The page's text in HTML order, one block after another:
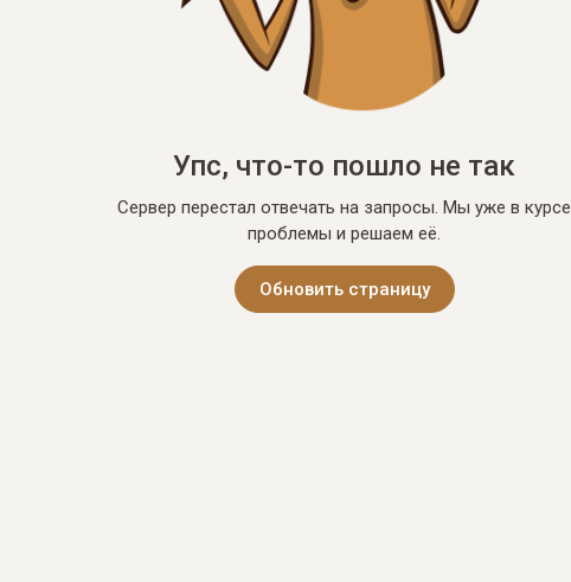
Упс, что-то пошло не так
Сервер перестал отвечать на запросы. Мы уже в курсе
проблемы и решаем её.
Обновить страницу